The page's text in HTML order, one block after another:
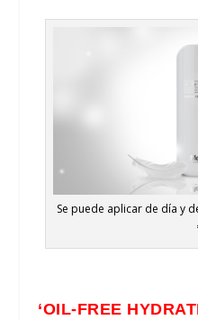
Se puede aplicar de día y
‘OIL-FREE